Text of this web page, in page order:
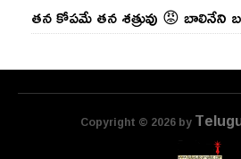
తన కోపమే తన శత్రువు 😡 బాలినేని
Copyright © 2026 by